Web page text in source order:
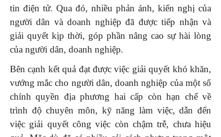
tin điện tử. Qua đó, nhiều phản ánh, kiến nghị của
người dân và doanh nghiệp đã được tiếp nhận và
giải quyết kịp thời, góp phần nâng cao sự hài lòng
của người dân, doanh nghiệp.
Bên cạnh kết quả đạt được việc giải quyết khó khăn,
vướng mắc cho người dân, doanh nghiệp của một số
chính quyền địa phương hai cấp còn hạn chế về
trình độ chuyên môn, kỹ năng làm việc, dẫn đến
việc giải quyết công việc còn chậm trễ, chưa hiệu